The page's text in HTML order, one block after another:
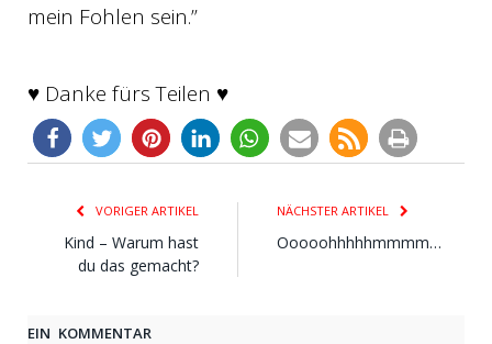
mein Fohlen sein.”
♥ Danke fürs Teilen ♥
VORIGER ARTIKEL
Kind – Warum hast
du das gemacht?
NÄCHSTER ARTIKEL
Ooooohhhhhmmmm…
EIN KOMMENTAR